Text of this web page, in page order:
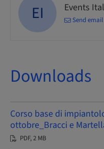
EI Events
Send email
Downloads
Corso base di
ottobre_Bracci e
PDF, 2 MB